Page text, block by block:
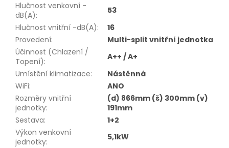
Hlučnost venkovní -
dB(A):
53
Hlučnost vnitřní -dB(A):
16
Provedení:
Multi-split vnitřní jednotka
Účinnost (Chlazení /
Topení):
A++ / A+
Umístění klimatizace:
Nástěnná
WiFi:
ANO
Rozměry vnitřní
jednotky:
(d) 866mm (š) 300mm (v)
191mm
Sestava:
1+2
Výkon venkovní
jednotky:
5,1kW